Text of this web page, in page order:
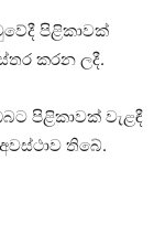
පිළිකාවක්
කරන ලදී.
පිළිකාවක් වැළඳී
තිබේ.